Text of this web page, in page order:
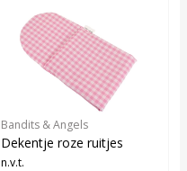
Bandits & Angels
Dekentje roze ruitjes
n.v.t.